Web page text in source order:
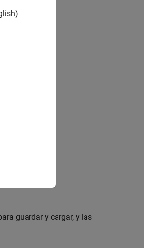
guardar y cargar, y las